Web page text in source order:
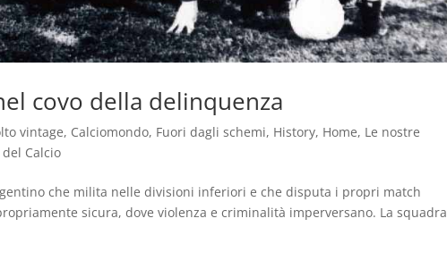
covo della delinquenza
vintage, Calciomondo, Fuori dagli schemi, History, Home, Le nostre
Calcio
che milita nelle divisioni inferiori e che disputa i propri match
sicura, dove violenza e criminalità imperversano. La squadra